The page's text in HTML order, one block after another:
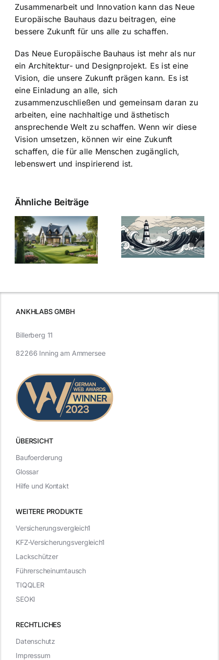
Zusammenarbeit und Innovation kann das Neue
Europäische Bauhaus dazu beitragen, eine
bessere Zukunft für uns alle zu schaffen.
Das Neue Europäische Bauhaus ist mehr als nur
ein Architektur- und Designprojekt. Es ist eine
Vision, die unsere Zukunft prägen kann. Es ist
eine Einladung an alle, sich
zusammenzuschließen und gemeinsam daran zu
arbeiten, eine nachhaltige und ästhetisch
ansprechende Welt zu schaffen. Wenn wir diese
Vision umsetzen, können wir eine Zukunft
schaffen, die für alle Menschen zugänglich,
lebenswert und inspirierend ist.
Ähnliche Beiträge
Bauzinsen im
Sturm: Die
aktuelle
Entwicklung
Die Evolution
der
Bauzinsen: Ein
Blick in die
ANKHLABS GMBH
ÜBERSICHT
WEITERE PRODUKTE
Versicherungsvergleich1
KFZ-Versicherungsvergleich1
Lackschützer
Führerscheinumtausch
TIQQLER
SEOKI
RECHTLICHES
Billerberg 11
82266 Inning am Ammersee
Datenschutz
Impressum
Baufoerderung
Glossar
Hilfe und Kontakt